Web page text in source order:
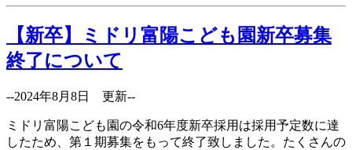
【新卒】ミドリ富陽こども園新卒募集
終了について
--2024年8月8日 更新--
ミドリ富陽こども園の令和6年度新卒採用は採用予定数に達
したため、第１期募集をもって終了致しました。たくさんの